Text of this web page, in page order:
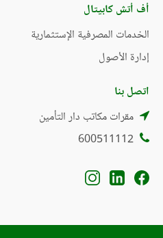
أف أتش كابيتال
الخدمات المصرفية الإستثمارية
إدارة الأصول
اتصل بنا
مقرات مكاتب دار التأمين
600511112